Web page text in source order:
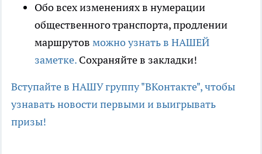
Обо всех изменениях в нумерации
общественного транспорта, продлении
маршрутов можно узнать в НАШЕЙ
заметке. Сохраняйте в закладки!
Вступайте в НАШУ группу "ВКонтакте", чтобы
узнавать новости первыми и выигрывать
призы!